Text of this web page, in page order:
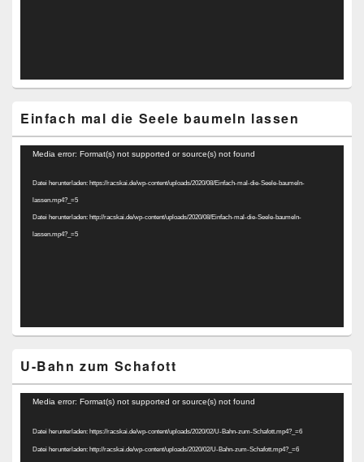
Einfach mal die Seele baumeln lassen
Video-
Media error: Format(s) not supported or source(s) not found
Datei herunterladen: https://racskai.de/wp-content/uploads/2020/08/Einfach-mal-die-Seele-baumeln-
lassen.mp4?_=5
Datei herunterladen: http://racskai.de/wp-content/uploads/2020/08/Einfach-mal-die-Seele-baumeln-
lassen.mp4?_=5
U-Bahn zum Schafott
Video-
Media error: Format(s) not supported or source(s) not found
Datei herunterladen: https://racskai.de/wp-content/uploads/2020/02/U-Bahn-zum-Schafott.mp4?_=6
Datei herunterladen: http://racskai.de/wp-content/uploads/2020/02/U-Bahn-zum-Schafott.mp4?_=6